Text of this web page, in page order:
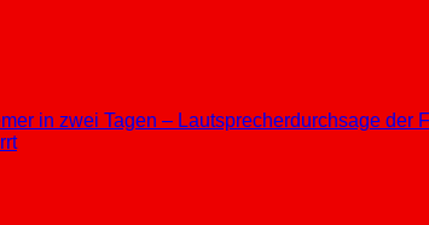
in zwei Tagen – Lautsprecherdurchsage der